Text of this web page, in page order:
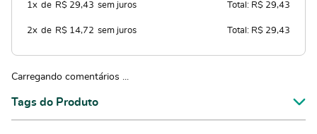
1x de R$ 29,43 sem juros Total: R$ 29,43
2x de R$ 14,72 sem juros Total: R$ 29,43
Carregando comentários ...
Tags do Produto